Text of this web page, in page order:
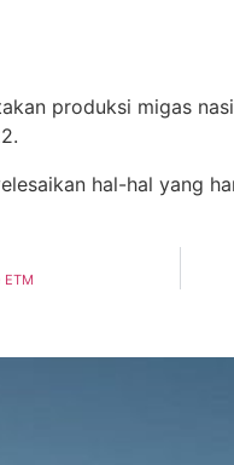
produksi migas
.
hal-hal yang
ETM